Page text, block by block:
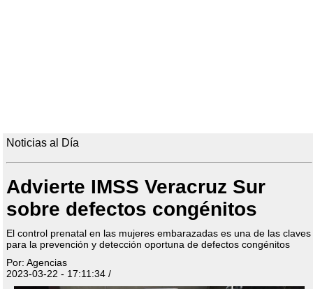
Noticias al Día
Advierte IMSS Veracruz Sur
sobre defectos congénitos
El control prenatal en las mujeres embarazadas es una de las claves
para la prevención y detección oportuna de defectos congénitos
Por: Agencias
2023-03-22 - 17:11:34 /